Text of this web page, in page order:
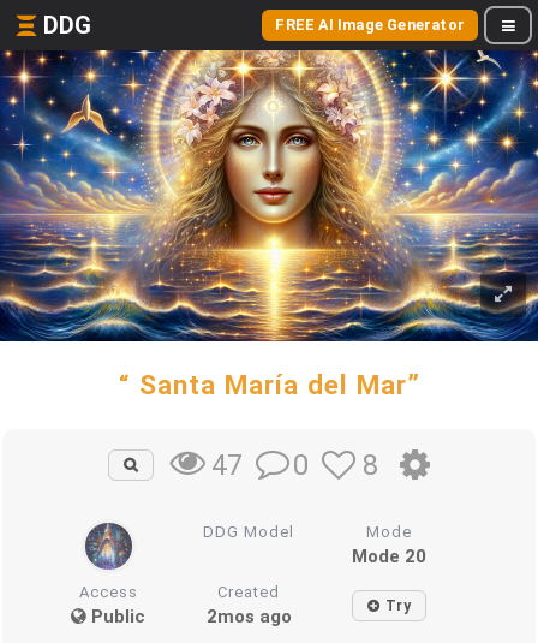
DDG FREE AI Image Generator
“ Santa María del Mar”
47 0 8
DDG Model Mode
Mode 20
Access
Public
Created
2mos ago Try